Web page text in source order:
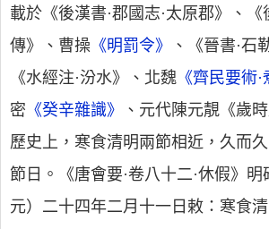
載於《後漢書·郡國志·太原郡》、《
傳》、曹操 《明罰令》
、《晉書·石
《水經注·汾水》、北魏 《齊民要術·
密 《癸辛雜識》
、元代陳元靚《歲
歷史上，寒食清明兩節相近，久而
節日。《唐會要·卷八十二·休假》明
元）二十四年二月十一日敕：寒食